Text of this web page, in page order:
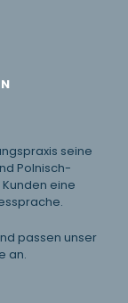
seine
Polnisch-
eine
passen unser
an.